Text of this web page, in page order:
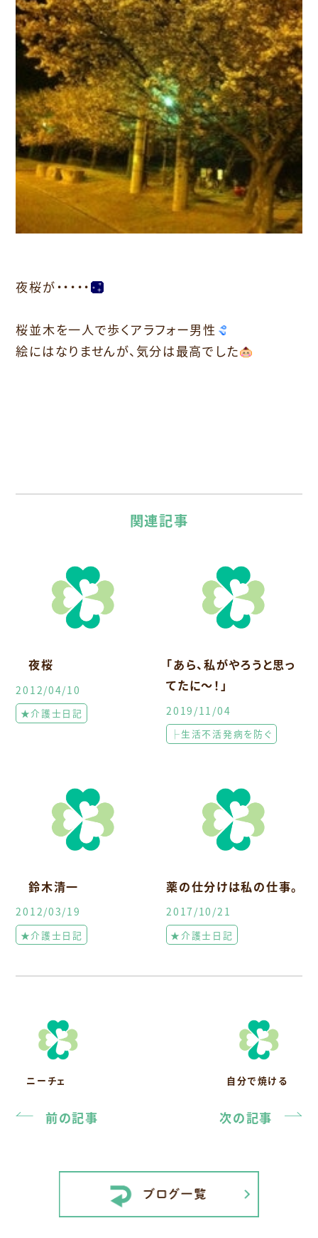
夜桜が・・・・・
桜並木を一人で歩くアラフォー男性
絵にはなりませんが、気分は最高でした
関連記事
夜桜
2012/04/10
★介護士日記
「あら、私がやろうと思っ
てたに～！」
2019/11/04
├生活不活発病を防ぐ
鈴木清一
2012/03/19
★介護士日記
薬の仕分けは私の仕事。
2017/10/21
★介護士日記
ニーチェ
前の記事
自分で焼ける
次の記事